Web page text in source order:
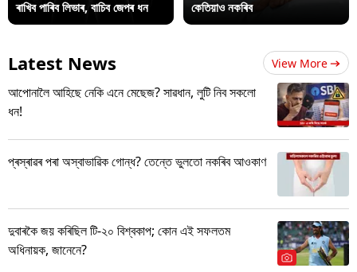
ৰাখিব পাৰিব লিভাৰ, বাচিব জেপৰ ধন কেতিয়াও নকৰিব
Latest News View More
আপোনালৈ আহিছে নেকি এনে মেছেজ? সাৱধান, লুটি নিব সকলো
ধন!
প্ৰস্ৰাৱৰ পৰা অস্বাভাৱিক গোন্ধ? তেন্তে ভুলতো নকৰিব আওকাণ
দুবাৰকৈ জয় কৰিছিল টি-২০ বিশ্বকাপ; কোন এই সফলতম
অধিনায়ক, জানেনে?